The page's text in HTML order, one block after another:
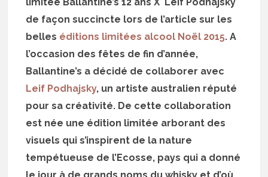
de façon succincte lors de l’article sur les
belles éditions limitées alcool Noël 2015. A
l’occasion des fêtes de fin d’année,
Ballantine’s a décidé de collaborer avec
Leif Podhajsky, un artiste australien réputé
pour sa créativité. De cette collaboration
est née une édition limitée arborant des
visuels qui s’inspirent de la nature
tempétueuse de l’Ecosse, pays qui a donné